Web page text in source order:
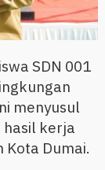
SDN 001
menyusul
kerja
Kota Dumai.